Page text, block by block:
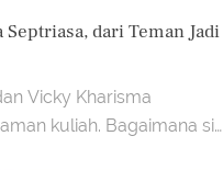
Septriasa, dari Teman Jadi
Vicky Kharisma
kuliah. Bagaimana sih